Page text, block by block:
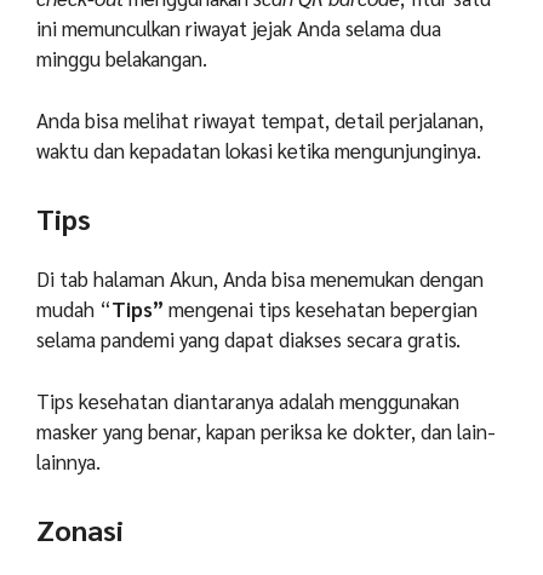
ini memunculkan riwayat jejak Anda selama dua
minggu belakangan.
Anda bisa melihat riwayat tempat, detail perjalanan,
waktu dan kepadatan lokasi ketika mengunjunginya.
Tips
Di tab halaman Akun, Anda bisa menemukan dengan
mudah “Tips” mengenai tips kesehatan bepergian
selama pandemi yang dapat diakses secara gratis.
Tips kesehatan diantaranya adalah menggunakan
masker yang benar, kapan periksa ke dokter, dan lain-
lainnya.
Zonasi